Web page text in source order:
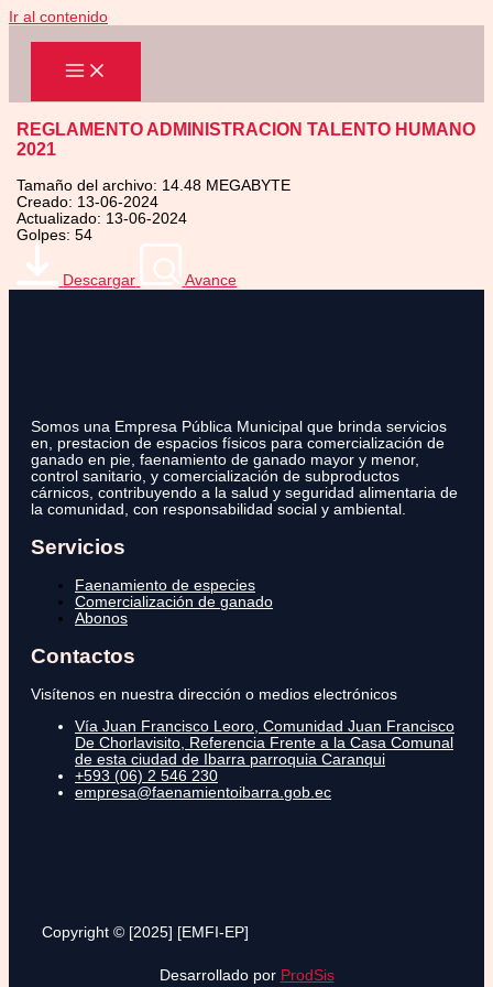
Ir al contenido
REGLAMENTO ADMINISTRACION TALENTO HUMANO
2021
Tamaño del archivo: 14.48 MEGABYTE
Creado: 13-06-2024
Actualizado: 13-06-2024
Golpes: 54
Descargar Avance
Somos una Empresa Pública Municipal que brinda servicios
en, prestacion de espacios físicos para comercialización de
ganado en pie, faenamiento de ganado mayor y menor,
control sanitario, y comercialización de subproductos
cárnicos, contribuyendo a la salud y seguridad alimentaria de
la comunidad, con responsabilidad social y ambiental.
Servicios
Faenamiento de especies
Comercialización de ganado
Abonos
Contactos
Visítenos en nuestra dirección o medios electrónicos
Vía Juan Francisco Leoro, Comunidad Juan Francisco
De Chorlavisito, Referencia Frente a la Casa Comunal
de esta ciudad de Ibarra parroquia Caranqui
+593 (06) 2 546 230
empresa@faenamientoibarra.gob.ec
Copyright © [2025] [EMFI-EP]
Desarrollado por ProdSis